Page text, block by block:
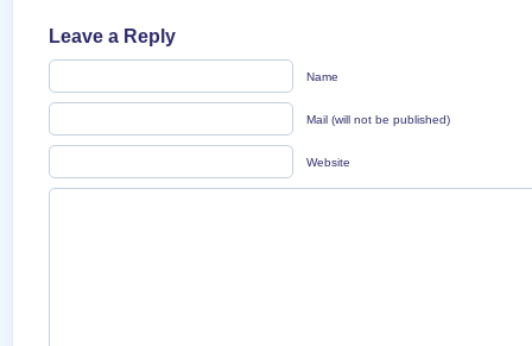
Leave a Reply
Name
Mail (will not be published)
Website